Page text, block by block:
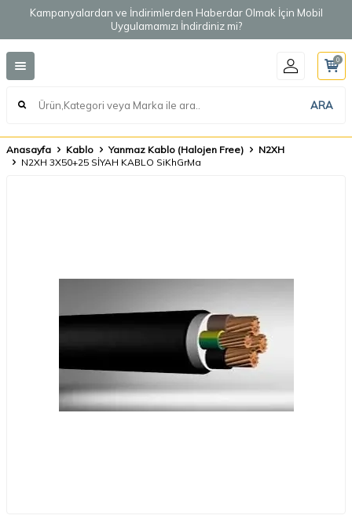
Kampanyalardan ve İndirimlerden Haberdar Olmak İçin Mobil
Uygulamamızı İndirdiniz mi?
ARA
0
Anasayfa Kablo Yanmaz Kablo (Halojen Free)
N2XH
N2XH 3X50+25 SİYAH KABLO SiKhGrMa